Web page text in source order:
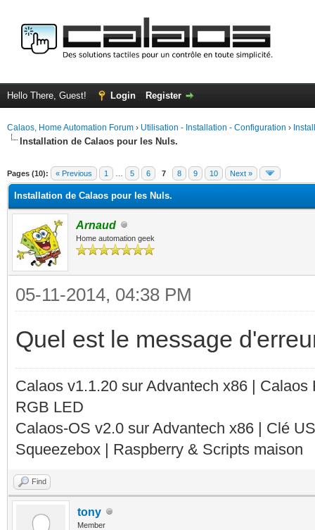
Hello There, Guest! Login Register
Calaos, Home Automation Forum › Utilisation - Installation - Configuration ›
Installation de Calaos pour les Nuls.
Pages (10): « Previous 1 5 6 7 8 9 10 Next »
Installation de Calaos pour les Nuls.
Arnaud
Home automation geek
05-11-2014, 04:38 PM
Quel est le message
Calaos v1.1.20 sur Advantech x86 |
RGB LED
Calaos-OS v2.0 sur Advantech x86 | Clé
Squeezebox | Raspberry & Scripts maison
Find
tony
Member